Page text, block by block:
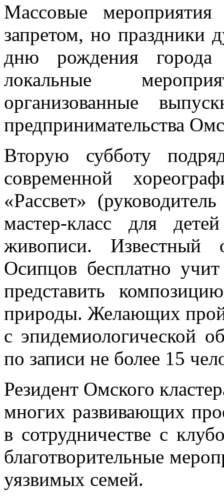
Массовые
запретом, но праздники
дню рождения
локальные
организованные
предпринимательства
Вторую субботу
современной
«Рассвет»
мастер-класс для
живописи. Известный
Осипцов бесплатно
представить
природы. Желающих
с эпидемиологической
по записи не более 15
Резидент Омского
многих развивающих
в сотрудничестве с
благотворительные
уязвимых семей.